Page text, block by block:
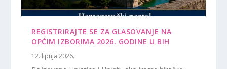
REGISTRIRAJTE SE ZA GLASOVANJE NA
OPĆIM IZBORIMA 2026. GODINE U BIH
12. lipnja 2026.